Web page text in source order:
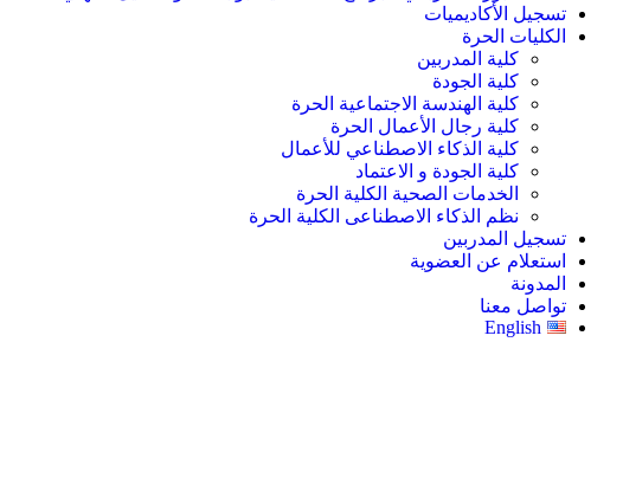
تسجيل الأكاديميات
الكليات الحرة
كلية المدربين
كلية الجودة
كلية الهندسة الاجتماعية الحرة
كلية رجال الأعمال الحرة
كلية الذكاء الاصطناعي للأعمال
كلية الجودة و الاعتماد
الخدمات الصحية الكلية الحرة
نظم الذكاء الاصطناعى الكلية الحرة
تسجيل المدربين
استعلام عن العضوية
المدونة
تواصل معنا
English